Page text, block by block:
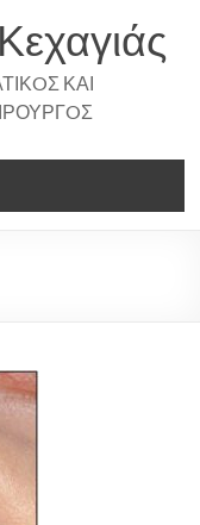
ΚΑΙ